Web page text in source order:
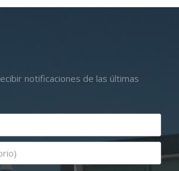
notificaciones de las últimas